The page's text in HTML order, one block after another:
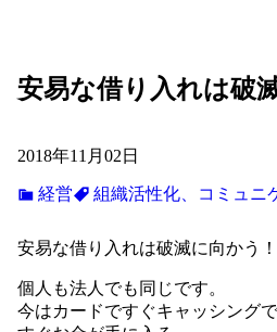
安易な借り入れは破
2018年11月02日
経営 組織活性化、コミュニ
安易な借り入れは破滅に向かう！
個人も法人でも同じです。
今はカードですぐキャッシングで